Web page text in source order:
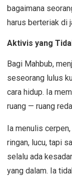
bagaimana
harus berteriak di
Aktivis yang
Bagi Mahbub,
seseorang lulus
cara hidup. Ia
ruang — ruang
Ia menulis
ringan, lucu, tapi
selalu ada
yang dalam. Ia